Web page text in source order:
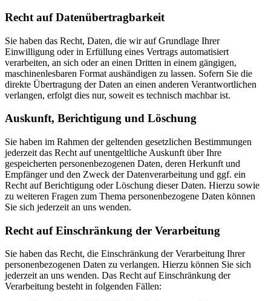
Recht auf Daten­übertrag­barkeit
Sie haben das Recht, Daten, die wir auf Grundlage Ihrer
Einwilligung oder in Erfüllung eines Vertrags automatisiert
verarbeiten, an sich oder an einen Dritten in einem gängigen,
maschinenlesbaren Format aushändigen zu lassen. Sofern Sie die
direkte Übertragung der Daten an einen anderen Verantwortlichen
verlangen, erfolgt dies nur, soweit es technisch machbar ist.
Auskunft, Berichtigung und Löschung
Sie haben im Rahmen der geltenden gesetzlichen Bestimmungen
jederzeit das Recht auf unentgeltliche Auskunft über Ihre
gespeicherten personenbezogenen Daten, deren Herkunft und
Empfänger und den Zweck der Datenverarbeitung und ggf. ein
Recht auf Berichtigung oder Löschung dieser Daten. Hierzu sowie
zu weiteren Fragen zum Thema personenbezogene Daten können
Sie sich jederzeit an uns wenden.
Recht auf Einschränkung der Verarbeitung
Sie haben das Recht, die Einschränkung der Verarbeitung Ihrer
personenbezogenen Daten zu verlangen. Hierzu können Sie sich
jederzeit an uns wenden. Das Recht auf Einschränkung der
Verarbeitung besteht in folgenden Fällen: